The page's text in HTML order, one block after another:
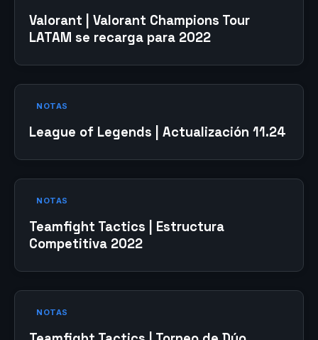
Valorant | Valorant Champions Tour
LATAM se recarga para 2022
NOTAS
League of Legends | Actualización 11.24
NOTAS
Teamfight Tactics | Estructura
Competitiva 2022
NOTAS